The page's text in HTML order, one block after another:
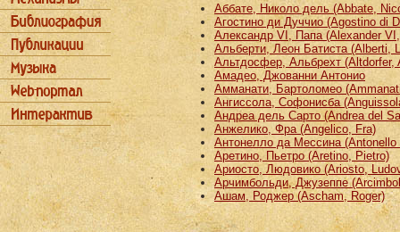
Аббате, Николо дель (Abbate,
Агостино ди Дуччио (Agostino di
Александр VI, Папа (Alexander
Альберти, Леон Батиста (Alberti,
Альтдосфер, Альбрехт (Altdorfer,
Амадео, Джованни Антонио
Амманати, Бартоломео
Ангиссола, Софонисба
Андреа дель Сарто (Andrea del
Анжелико, Фра (Angelico, Fra)
Антонелло да Мессина (Antonello
Аретино, Пьетро (Aretino, Pietro)
Ариосто, Людовико (Ariosto,
Арчимбольди, Джузеппе
Ашам, Роджер (Ascham, Roger)